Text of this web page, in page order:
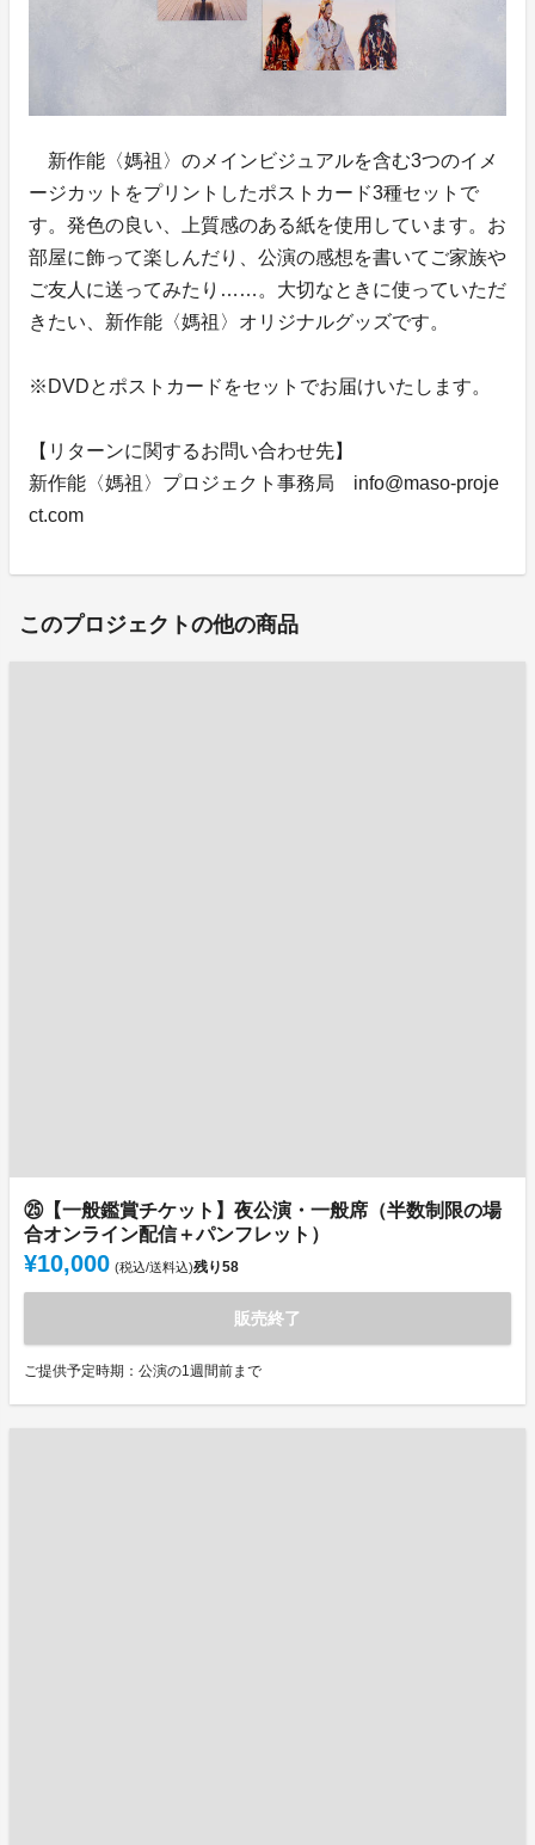
新作能〈媽祖〉のメインビジュアルを含む3つのイメ
ージカットをプリントしたポストカード3種セットで
す。発色の良い、上質感のある紙を使用しています。お
部屋に飾って楽しんだり、公演の感想を書いてご家族や
ご友人に送ってみたり……。大切なときに使っていただ
きたい、新作能〈媽祖〉オリジナルグッズです。
※DVDとポストカードをセットでお届けいたします。
【リターンに関するお問い合わせ先】
新作能〈媽祖〉プロジェクト事務局 info@maso-proje
ct.com
このプロジェクトの他の商品
㉕【一般鑑賞チケット】夜公演・一般席（半数制限の場
合オンライン配信＋パンフレット）
¥10,000 (税込/送料込)残り58
販売終了
ご提供予定時期：公演の1週間前まで